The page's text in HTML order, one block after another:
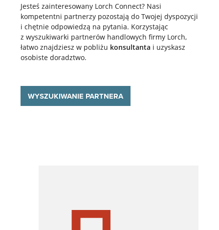
Jesteś zainteresowany Lorch Connect? Nasi
kompetentni partnerzy pozostają do Twojej dyspozycji
i chętnie odpowiedzą na pytania. Korzystając
z wyszukiwarki partnerów handlowych firmy Lorch,
łatwo znajdziesz w pobliżu konsultanta i uzyskasz
osobiste doradztwo.
WYSZUKIWANIE PARTNERA